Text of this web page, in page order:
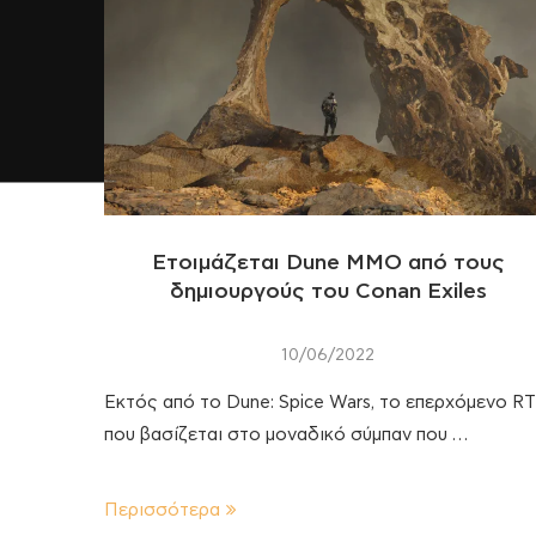
Ετοιμάζεται Dune ΜΜΟ από τους
δημιουργούς του Conan Exiles
10/06/2022
Εκτός από το Dune: Spice Wars, το επερχόμενο
που βασίζεται στο μοναδικό σύμπαν που …
Περισσότερα